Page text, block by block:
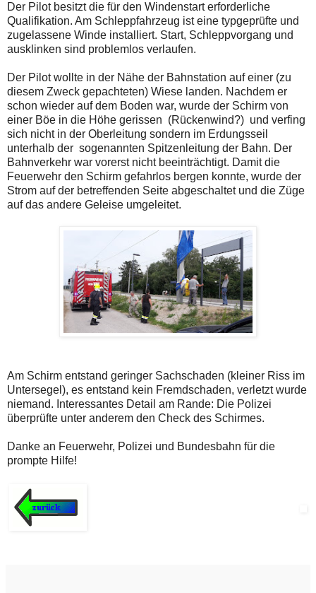
Der Pilot besitzt die für den Windenstart erforderliche
Qualifikation. Am Schleppfahrzeug ist eine typgeprüfte und
zugelassene Winde installiert. Start, Schleppvorgang und
ausklinken sind problemlos verlaufen.
Der Pilot wollte in der Nähe der Bahnstation auf einer (zu
diesem Zweck gepachteten) Wiese landen. Nachdem er
schon wieder auf dem Boden war, wurde der Schirm von
einer Böe in die Höhe gerissen (Rückenwind?) und verfing
sich nicht in der Oberleitung sondern im Erdungsseil
unterhalb der sogenannten Spitzenleitung der Bahn. Der
Bahnverkehr war vorerst nicht beeinträchtigt. Damit die
Feuerwehr den Schirm gefahrlos bergen konnte, wurde der
Strom auf der betreffenden Seite abgeschaltet und die Züge
auf das andere Geleise umgeleitet.
Am Schirm entstand geringer Sachschaden (kleiner Riss im
Untersegel), es entstand kein Fremdschaden, verletzt wurde
niemand. Interessantes Detail am Rande: Die Polizei
überprüfte unter anderem den Check des Schirmes.
Danke an Feuerwehr, Polizei und Bundesbahn für die
prompte Hilfe!